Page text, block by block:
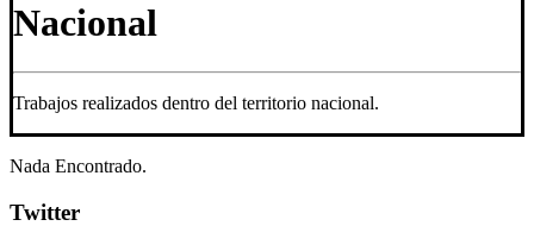
Nacional
Trabajos realizados dentro del territorio nacional.
Nada Encontrado.
Twitter